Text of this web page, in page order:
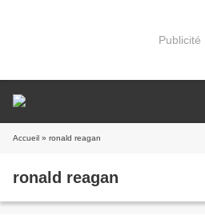
Publicité
Accueil » ronald reagan
ronald reagan